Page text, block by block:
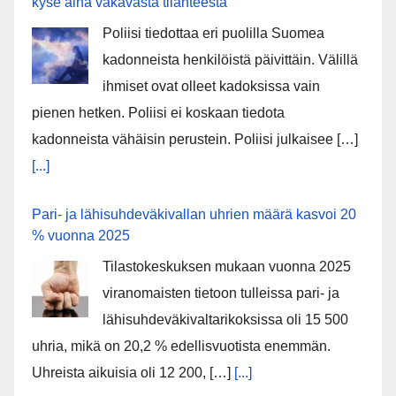
Poliisi tiedottaa eri puolilla Suomea
kadonneista henkilöistä päivittäin. Välillä
ihmiset ovat olleet kadoksissa vain
pienen hetken. Poliisi ei koskaan tiedota
kadonneista vähäisin perustein. Poliisi julkaisee […]
[...]
Pari- ja lähisuhdeväkivallan uhrien määrä kasvoi 20
% vuonna 2025
Tilastokeskuksen mukaan vuonna 2025
viranomaisten tietoon tulleissa pari- ja
lähisuhdeväkivaltarikoksissa oli 15 500
uhria, mikä on 20,2 % edellisvuotista enemmän.
Uhreista aikuisia oli 12 200, […] [...]